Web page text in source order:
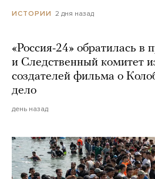
ИСТОРИИ 2 дня назад
«Россия-24» обратилась в
и Следственный комитет
создателей фильма о
дело
день назад